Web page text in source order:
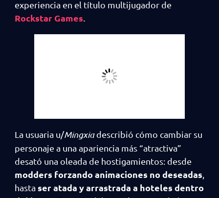
experiencia en el título multijugador de
Rockstar Games
La usuaria u/Mingxiadescribió cómo cambiar su
personaje a una apariencia más “atractiva”
desató una oleada de hostigamientos: desde
modders forzando animaciones no deseadas
hasta ser atada y arrastrada a hoteles dentro